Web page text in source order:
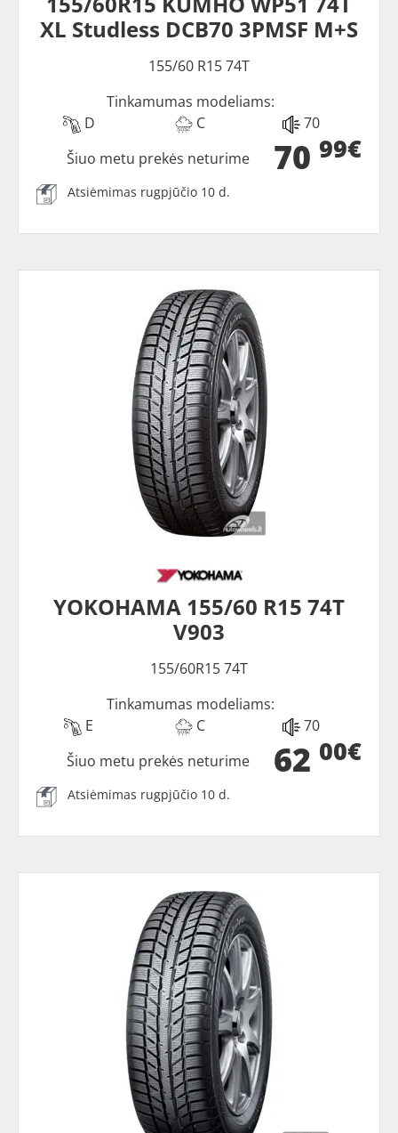
XL Studless DCB70 3PMSF M+S
155/60 R15 74T
Tinkamumas modeliams:
D
C 70
70 99€
Šiuo metu prekės neturime
Atsiėmimas rugpjūčio 10 d.
YOKOHAMA 155/60 R15 74T
V903
155/60R15 74T
Tinkamumas modeliams:
E
C 70
62 00€
Šiuo metu prekės neturime
Atsiėmimas rugpjūčio 10 d.